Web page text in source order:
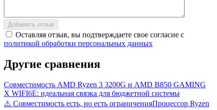
Добавить отзыв
Оставляя отзыв, вы подтверждаете свое согласие с
политикой обработки персональных данных
Другие сравнения
Совместимость AMD Ryzen 3 3200G и AMD B850 GAMING
X WIFI6E: идеальная связка для бюджетной системы
⚠️ Совместимость есть, но есть ограниченияПроцессор Ryzen